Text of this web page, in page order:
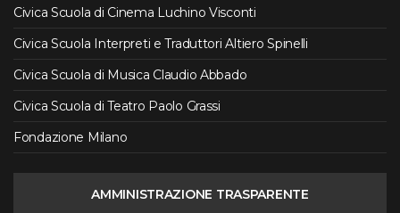
Civica Scuola di Cinema Luchino Visconti
Civica Scuola Interpreti e Traduttori Altiero Spinelli
Civica Scuola di Musica Claudio Abbado
Civica Scuola di Teatro Paolo Grassi
Fondazione Milano
AMMINISTRAZIONE TRASPARENTE